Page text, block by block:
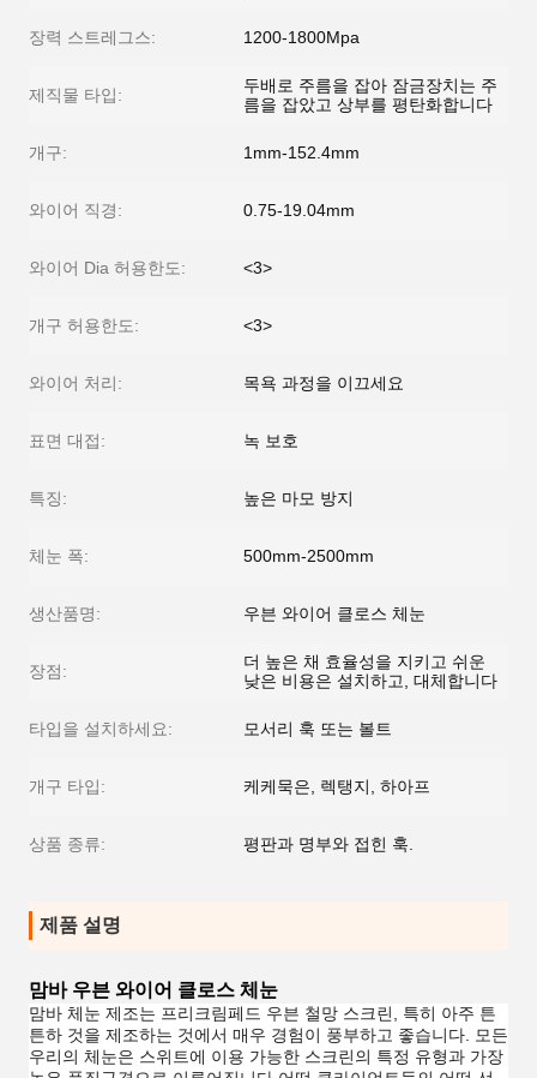
장력 스트레그스: 1200-1800Mpa
제직물 타입:
두배로 주름을 잡아 잠금장치는 주
름을 잡았고 상부를 평탄화합니다
개구: 1mm-152.4mm
와이어 직경: 0.75-19.04mm
와이어 Dia 허용한도: <3>
개구 허용한도: <3>
와이어 처리: 목욕 과정을 이끄세요
표면 대접: 녹 보호
특징: 높은 마모 방지
체눈 폭: 500mm-2500mm
생산품명: 우븐 와이어 클로스 체눈
장점:
더 높은 채 효율성을 지키고 쉬운
낮은 비용은 설치하고, 대체합니다
타입을 설치하세요: 모서리 훅 또는 볼트
개구 타입: 케케묵은, 렉탱지, 하아프
상품 종류: 평판과 명부와 접힌 훅.
제품 설명
맘바 우븐 와이어 클로스 체눈
맘바 체눈 제조는 프리크림페드 우븐 철망 스크린, 특히 아주 튼
튼하 것을 제조하는 것에서 매우 경험이 풍부하고 좋습니다. 모든
우리의 체눈은 스위트에 이용 가능한 스크린의 특정 유형과 가장